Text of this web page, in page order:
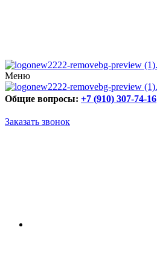
Меню
Общие вопросы: +7 (910) 307-74-16
Заказать звонок